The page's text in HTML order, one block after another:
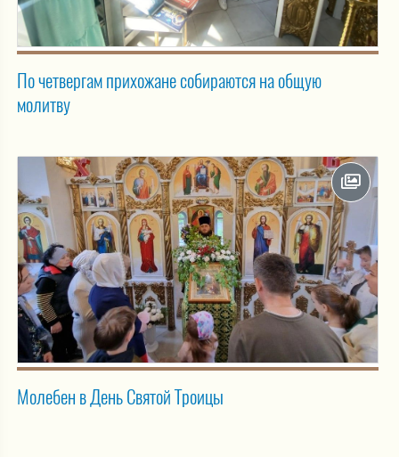
По четвергам прихожане собираются на общую
молитву
Молебен в День Святой Троицы